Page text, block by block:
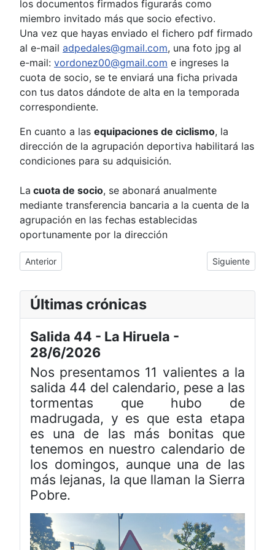
los documentos firmados figurarás como
miembro invitado más que socio efectivo.
Una vez que hayas enviado el fichero pdf firmado
al e-mail adpedales@gmail.com, una foto jpg al
e-mail: vordonez00@gmail.com e ingreses la
cuota de socio, se te enviará una ficha privada
con tus datos dándote de alta en la temporada
correspondiente.
En cuanto a las equipaciones de ciclismo, la
dirección de la agrupación deportiva habilitará las
condiciones para su adquisición.
La cuota de socio, se abonará anualmente
mediante transferencia bancaria a la cuenta de la
agrupación en las fechas establecidas
oportunamente por la dirección
Artículo anterior: Contactos
Anterior Artículo
Siguiente
Últimas crónicas
Salida 44 - La Hiruela -
28/6/2026
Nos presentamos 11 valientes a la
salida 44 del calendario, pese a las
tormentas que hubo de
madrugada, y es que esta etapa
es una de las más bonitas que
tenemos en nuestro calendario de
los domingos, aunque una de las
más lejanas, la que llaman la Sierra
Pobre.